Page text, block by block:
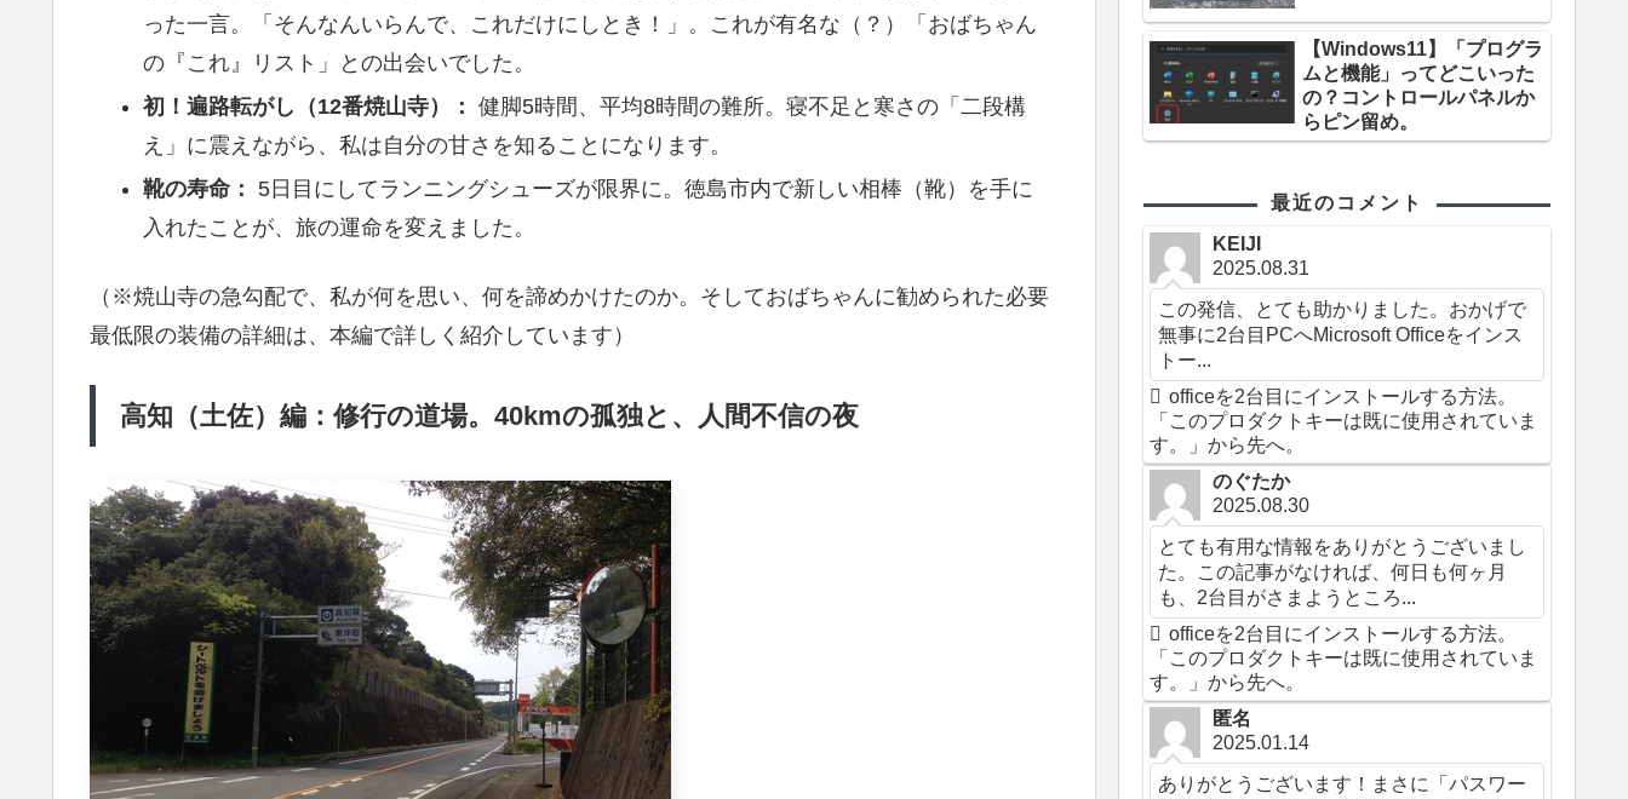
った一言。「そんなんいらんで、これだけにしとき！」。これが有名な（？）「おばちゃん
の『これ』リスト」との出会いでした。
初！遍路転がし（12番焼山寺）： 健脚5時間、平均8時間の難所。寝不足と寒さの「二段構
え」に震えながら、私は自分の甘さを知ることになります。
靴の寿命：
5日目にしてランニングシューズが限界に。徳島市内で新しい相棒（靴）を手に
入れたことが、旅の運命を変えました。
（※焼山寺の急勾配で、私が何を思い、何を諦めかけたのか。そしておばちゃんに勧められた必要
最低限の装備の詳細は、本編で詳しく紹介しています）
高知（土佐）編：修行の道場。40kmの孤独と、人間不信の夜
【Windows11】「プログラ
ムと機能」ってどこいった
の？コントロールパネルか
らピン留め。
最近のコメント
KEIJI
2025.08.31
この発信、とても助かりました。おかげで
無事に2台目PCへMicrosoft Officeをインス
トー...
officeを2台目にインストールする方法。
「このプロダクトキーは既に使用されていま
す。」から先へ。
のぐたか
2025.08.30
とても有用な情報をありがとうございまし
た。この記事がなければ、何日も何ヶ月
も、2台目がさまようところ...
officeを2台目にインストールする方法。
「このプロダクトキーは既に使用されていま
す。」から先へ。
匿名
2025.01.14
ありがとうございます！まさに「パスワー